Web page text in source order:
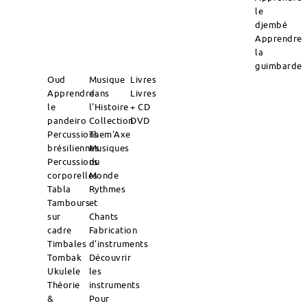
le
djembé
Apprendre
la
guimbarde
Oud
Apprendre
le
pandeiro
Percussions
brésiliennes
Percussions
corporelles
Tabla
Tambours
sur
cadre
Timbales
Tombak
Ukulele
Théorie
&
Musique
dans
l'Histoire
Collection
Them'Axe
Musiques
du
Monde
Rythmes
et
Chants
Fabrication
d'instruments
Découvrir
les
instruments
Pour
Livres
Livres
+ CD
DVD